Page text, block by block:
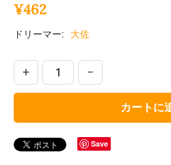
¥462
ドリーマー: 大佐
+ −
カートに
Save